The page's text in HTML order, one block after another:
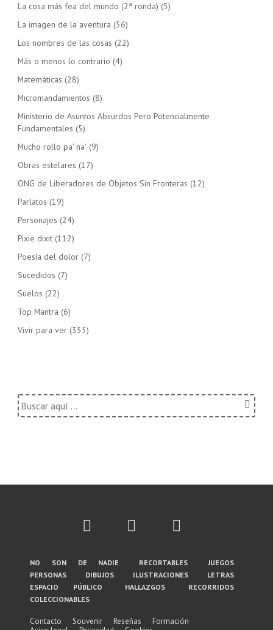
La cosa más fea del mundo (2ª ronda) (5)
La imagen de la aventura (56)
Los nombres de las cosas (22)
Más o menos lo contrario (4)
Matemáticas (28)
Micromandamientos (8)
Ministerio de Asuntos Absurdos Pero Potencialmente
Fundamentales (5)
Mucho rollo pa' na' (9)
Obras estelares (17)
ONG de Liberadores de Objetos Sin Fronteras (12)
Parlatos (19)
Personajes (24)
Pixie dixit (112)
Poesía del dolor (7)
Sucedidos (7)
Suelos (22)
Top Mantra (6)
Vivir para ver (355)
Buscar
por:
Menú
del
pie
de
no son de nadie recortables
juegos
personas
dibujos ilustraciones
letras
espacio público
hallazgos
recorridos
coleccionables
Contacto Souvenir Reseñas
Formación